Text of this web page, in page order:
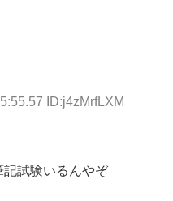
ID:j4zMrfLXM
記試験いるんやぞ